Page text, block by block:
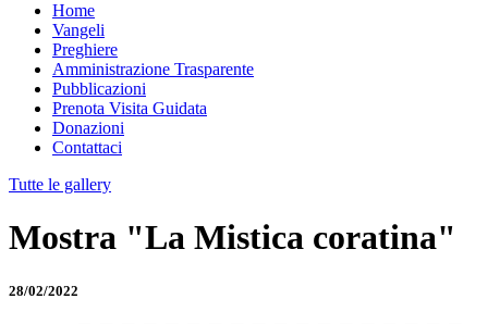
Home
Vangeli
Preghiere
Amministrazione Trasparente
Pubblicazioni
Prenota Visita Guidata
Donazioni
Contattaci
Tutte le gallery
Mostra "La Mistica coratina"
28/02/2022